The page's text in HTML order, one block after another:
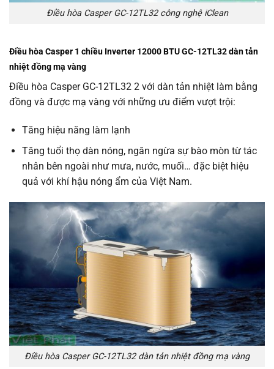
Điều hòa Casper GC-12TL32 công nghệ iClean
Điều hòa Casper 1 chiều Inverter 12000 BTU GC-12TL32 dàn tản
nhiệt đồng mạ vàng
Điều hòa Casper GC-12TL32 2 với dàn tản nhiệt làm bằng
đồng và được mạ vàng với những ưu điểm vượt trội:
Tăng hiệu năng làm lạnh
Tăng tuổi thọ dàn nóng, ngăn ngừa sự bào mòn từ tác
nhân bên ngoài như mưa, nước, muối… đặc biệt hiệu
quả với khí hậu nóng ẩm của Việt Nam.
Điều hòa Casper GC-12TL32 dàn tản nhiệt đồng mạ vàng